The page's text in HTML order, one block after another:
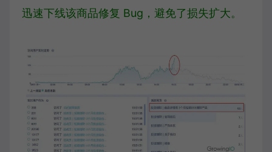
迅速下线该商品修复 Bug，避免了损失扩大。